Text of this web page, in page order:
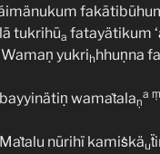
tukrihūa fatayätikum
yukrihhhuṇna
wamaṫalaṇ
a ṃ
nūrihï kamiṡkäu